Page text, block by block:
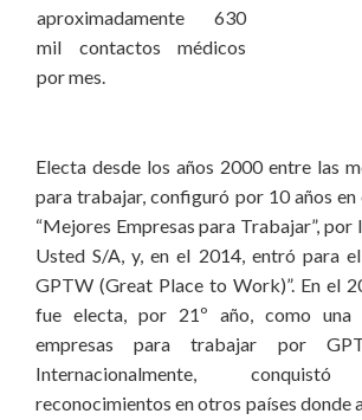
aproximadamente 630
mil contactos médicos
por mes.
Electa desde los años 2000 entre las
para trabajar, configuró por 10 años en
“Mejores Empresas para Trabajar”, por
Usted S/A, y, en el 2014, entró para
GPTW (Great Place to Work)”. En el
fue electa, por 21º año, como una
empresas para trabajar por
Internacionalmente, conquistó
reconocimientos en otros países donde